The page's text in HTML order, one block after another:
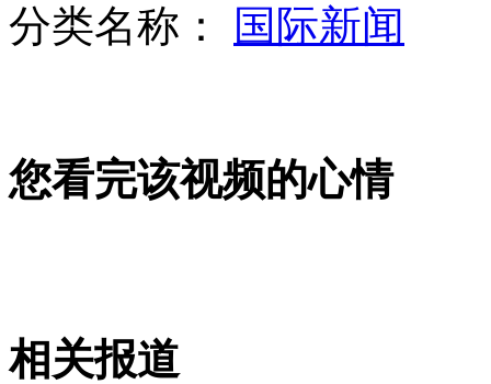
分类名称：
国际新闻
您看完该视频的心情
相关报道